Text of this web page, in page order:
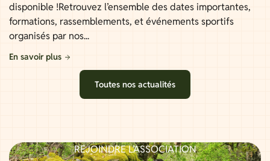
disponible !Retrouvez l’ensemble des dates importantes,
formations, rassemblements, et événements sportifs
organisés par nos...
En savoir plus
Toutes nos actualités
REJOINDRE L’ASSOCIATION